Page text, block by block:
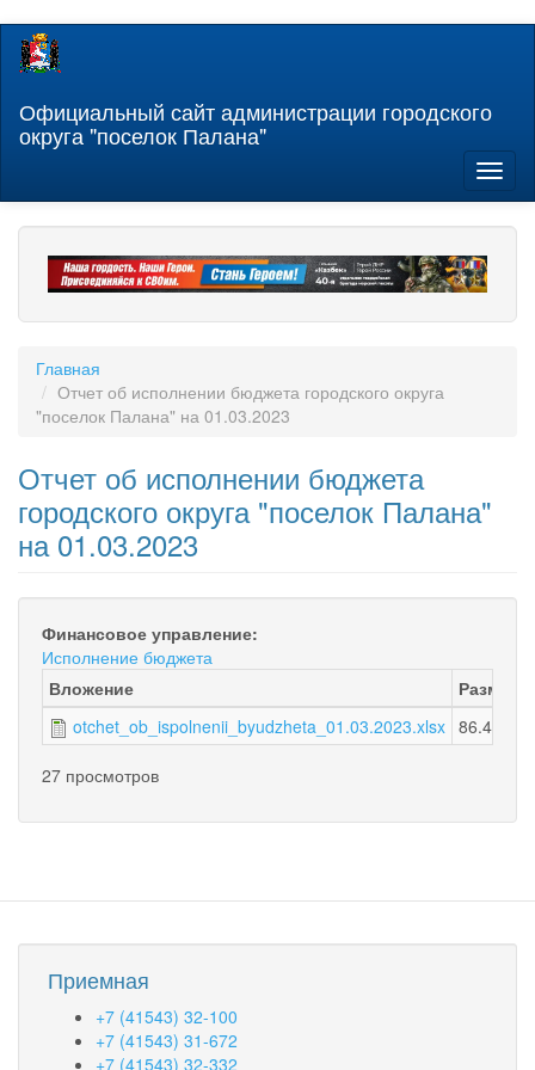
Перейти
содержанию
Официальный сайт администрации городского
округа "поселок Палана"
Главная
Отчет об исполнении бюджета городского округа
"поселок Палана" на 01.03.2023
Отчет об исполнении бюджета
городского округа "поселок Палана"
на 01.03.2023
Финансовое управление:
Исполнение бюджета
Вложение
Размер
otchet_ob_ispolnenii_byudzheta_01.03.2023.xlsx 86.42 КБ
27 просмотров
Приемная
+7 (41543) 32-100
+7 (41543) 31-672
+7 (41543) 32-332